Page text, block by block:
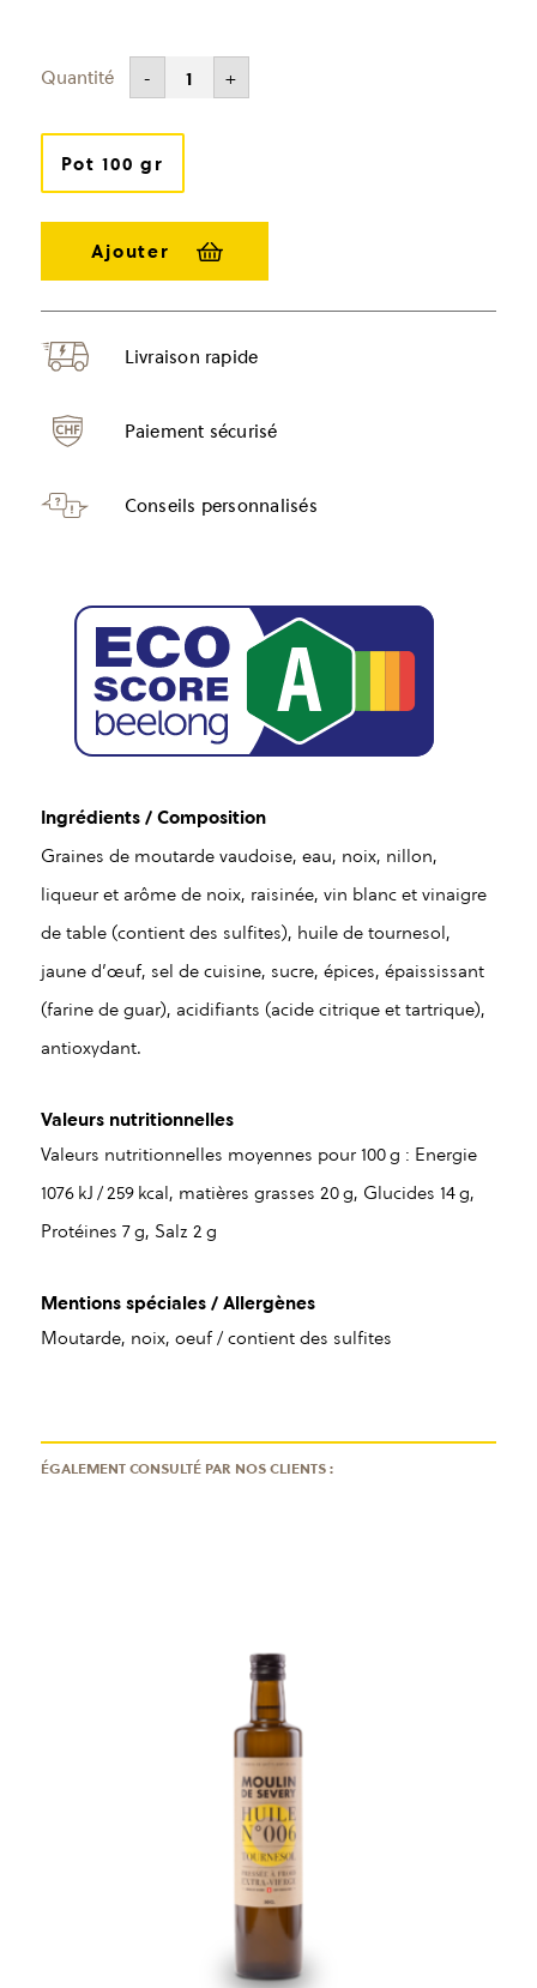
Pot 100 gr
- quantité
de
à
+
Livraison rapide
Paiement sécurisé
Conseils personnalisés
Ingrédients / Composition
Graines de moutarde vaudoise, eau, noix, nillon,
liqueur et arôme de noix, raisinée, vin blanc et vinaigre
de table (contient des sulfites), huile de tournesol,
jaune d’œuf, sel de cuisine, sucre, épices, épaississant
(farine de guar), acidifiants (acide citrique et tartrique),
antioxydant.
Valeurs nutritionnelles
Valeurs nutritionnelles moyennes pour 100 g : Energie
1076 kJ / 259 kcal, matières grasses 20 g, Glucides 14 g,
Protéines 7 g, Salz 2 g
Mentions spéciales / Allergènes
Moutarde, noix, oeuf / contient des sulfites
ÉGALEMENT CONSULTÉ PAR NOS CLIENTS :